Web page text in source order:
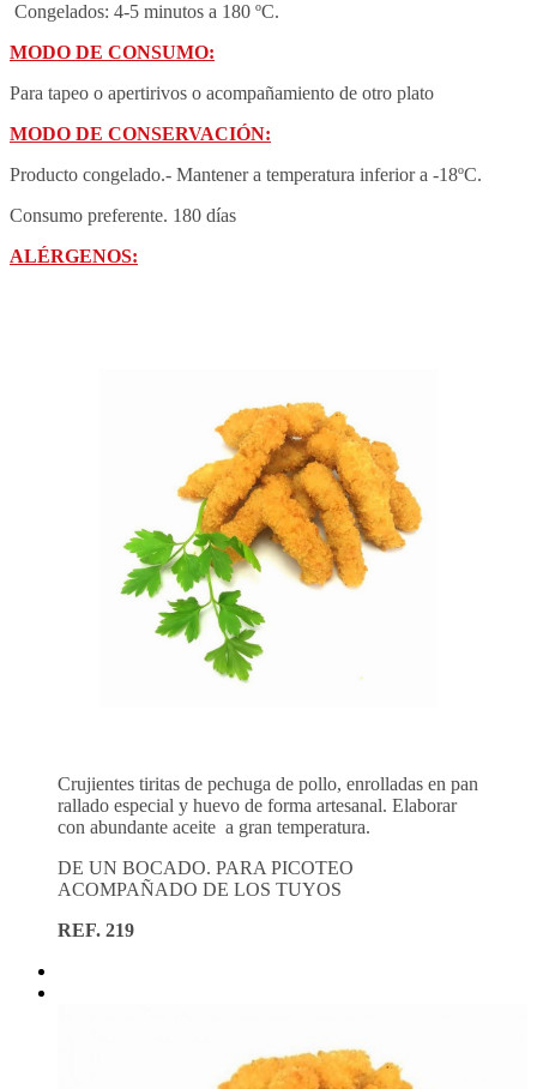
Congelados: 4-5 minutos a 180 ºC.
MODO DE CONSUMO:
Para tapeo o apertirivos o acompañamiento de otro plato
MODO DE CONSERVACIÓN:
Producto congelado.- Mantener a temperatura inferior a -18ºC.
Consumo preferente. 180 días
ALÉRGENOS:
Crujientes tiritas de pechuga de pollo, enrolladas en pan
rallado especial y huevo de forma artesanal. Elaborar
con abundante aceite a gran temperatura.
DE UN BOCADO. PARA PICOTEO
ACOMPAÑADO DE LOS TUYOS
REF. 219